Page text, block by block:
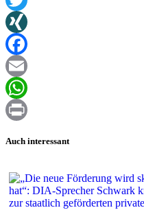
Twitter
XING
Facebook
Email
WhatsApp
Auch interessant